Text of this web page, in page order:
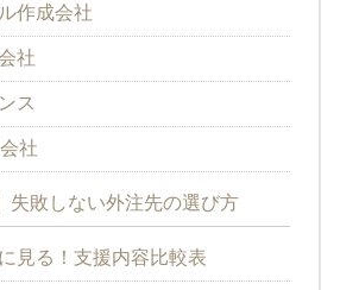
作成会社
社
ス
社
失敗しない外注先の選び方
見る！支援内容比較表